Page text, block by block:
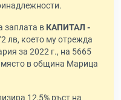
заплата в КАПИТАЛ -
лв, което му отрежда
за 2022 г., на 5665
място в община Марица
12,5% ръст на